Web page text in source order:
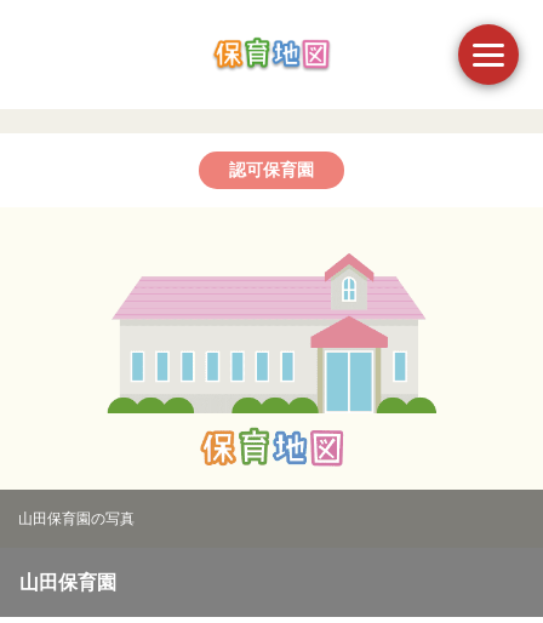
認可保育園
山田保育園の写真
山田保育園